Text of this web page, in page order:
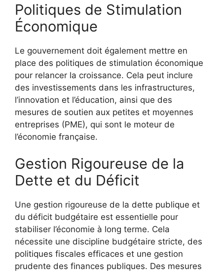
Politiques de Stimulation
Économique
Le gouvernement doit également mettre en
place des politiques de stimulation économique
pour relancer la croissance. Cela peut inclure
des investissements dans les infrastructures,
l’innovation et l’éducation, ainsi que des
mesures de soutien aux petites et moyennes
entreprises (PME), qui sont le moteur de
l’économie française.
Gestion Rigoureuse de la
Dette et du Déficit
Une gestion rigoureuse de la dette publique et
du déficit budgétaire est essentielle pour
stabiliser l’économie à long terme. Cela
nécessite une discipline budgétaire stricte, des
politiques fiscales efficaces et une gestion
prudente des finances publiques. Des mesures